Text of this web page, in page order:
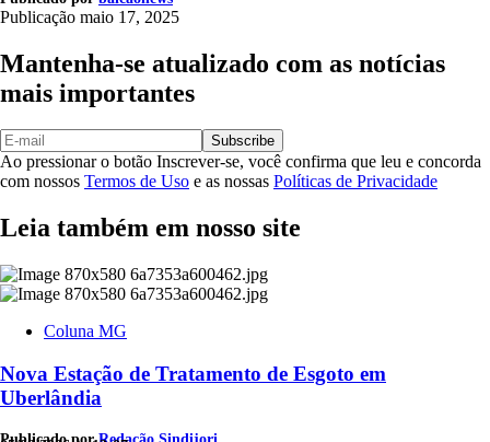
Publicação maio 17, 2025
Mantenha-se atualizado com as notícias
mais importantes
Subscribe
Ao pressionar o botão Inscrever-se, você confirma que leu e concorda
com nossos Termos de Uso e as nossas Políticas de Privacidade
Leia também em nosso site
Coluna MG
Nova Estação de Tratamento de Esgoto em
Uberlândia